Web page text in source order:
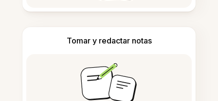
Tomar y redactar notas